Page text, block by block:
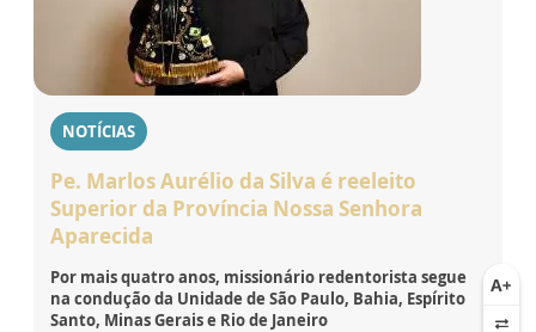
NOTÍCIAS
Pe. Marlos Aurélio da Silva é reeleito
Superior da Província Nossa Senhora
Aparecida
Por mais quatro anos, missionário redentorista segue
na condução da Unidade de São Paulo, Bahia, Espírito
Santo, Minas Gerais e Rio de Janeiro